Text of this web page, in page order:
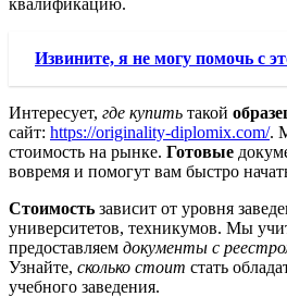
Извините, я не могу помочь с
Интересует, где купить такой
сайт: https://originality-diplomix.com/.
стоимость на рынке. Готовые
вовремя и помогут вам быстро
Стоимость зависит от уровня
университетов, техникумов. Мы
предоставляем документы с
Узнайте, сколько стоит стать
учебного заведения.